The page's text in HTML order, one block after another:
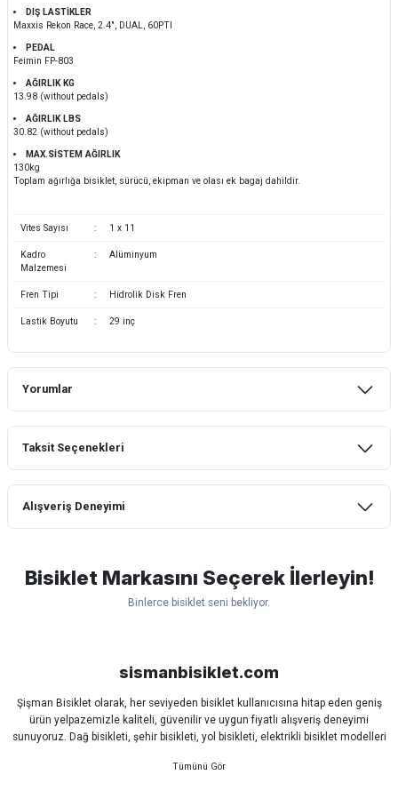
DIŞ LASTİKLER
Maxxis Rekon Race, 2.4", DUAL, 60PTI
PEDAL
Feimin FP-803
AĞIRLIK KG
13.98 (without pedals)
AĞIRLIK LBS
30.82 (without pedals)
MAX.SİSTEM AĞIRLIK
130kg
Toplam ağırlığa bisiklet, sürücü, ekipman ve olası ek bagaj dahildir.
Vites Sayısı : 1 x 11
Kadro
Malzemesi
: Alüminyum
Fren Tipi : Hidrolik Disk Fren
Lastik Boyutu : 29 inç
Yorumlar
Taksit Seçenekleri
Alışveriş Deneyimi
lastik yanak kısmından 3cm yarıldı ama
normal sürüşe uygun
Bahriye Akay Tan | 21/07/2026
Siparişim problemsiz geldi teşekkürler.
Bisiklet Markasını Seçerek İlerleyin!
Binlerce bisiklet seni bekliyor.
sismanbisiklet.com
Şişman Bisiklet olarak, her seviyeden bisiklet kullanıcısına hitap eden geniş
ürün yelpazemizle kaliteli, güvenilir ve uygun fiyatlı alışveriş deneyimi
sunuyoruz. Dağ bisikleti, şehir bisikleti, yol bisikleti, elektrikli bisiklet modelleri
Sürüş keyfinizi artırmak için dünyanın önde gelen markalarına ait bisiklet